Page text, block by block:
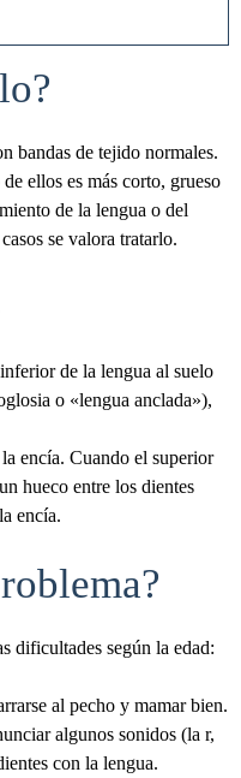
bandas de tejido normales.
ellos es más corto, grueso
de la lengua o del
se valora tratarlo.
de la lengua al suelo
o «lengua anclada»),
encía. Cuando el superior
hueco entre los dientes
encía.
dificultades según la edad:
al pecho y mamar bien.
algunos sonidos (la r,
con la lengua.